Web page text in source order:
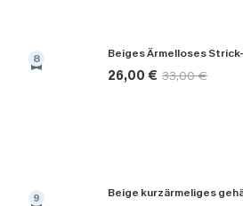
8 Beiges Ärmelloses
26,00 € 33,00 €
9 Beige kurzärmeliges